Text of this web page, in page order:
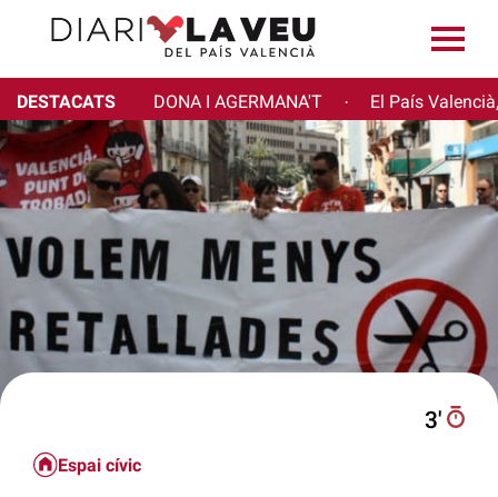
DESTACATS DONA I AGERMANA'T · El País
3′
Espai cívic